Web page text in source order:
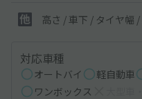
高さ / 車下 / タイヤ幅 /
対応車種
オートバイ 軽自動車
ワンボックス